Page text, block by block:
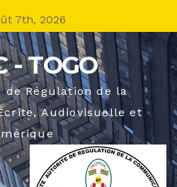
7th, 2026
- TOGO
de Régulation de la
Audiovisuelle et